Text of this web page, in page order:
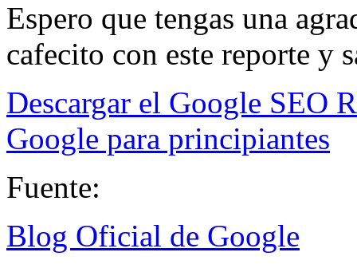
Espero que tengas una
cafecito con este reporte y
Descargar el Google SEO
Google para principiantes
Fuente:
Blog Oficial de Google